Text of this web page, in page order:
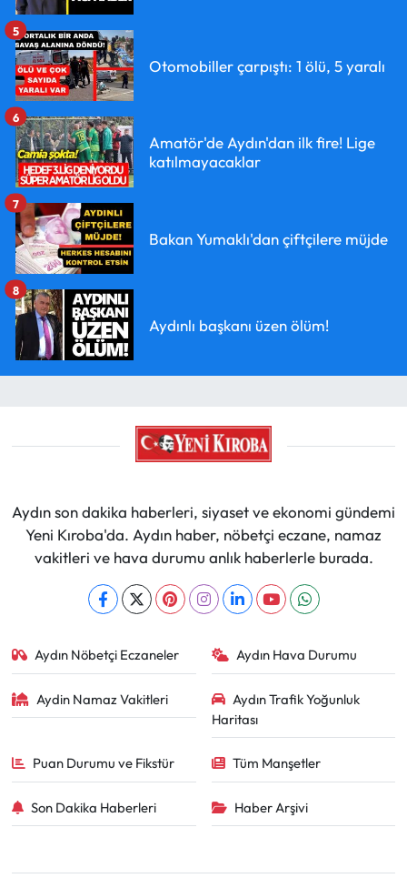
Otomobiller çarpıştı: 1 ölü, 5 yaralı
5
Amatör'de Aydın'dan ilk fire! Lige
katılmayacaklar
6
Bakan Yumaklı'dan çiftçilere müjde
7
Aydınlı başkanı üzen ölüm!
8
Aydın son dakika haberleri, siyaset ve ekonomi gündemi
Yeni Kıroba'da. Aydın haber, nöbetçi eczane, namaz
vakitleri ve hava durumu anlık haberlerle burada.
Aydın Nöbetçi Eczaneler Aydın Hava Durumu
Aydin Namaz Vakitleri
Aydın Trafik Yoğunluk
Haritası
Puan Durumu ve Fikstür Tüm Manşetler
Son Dakika Haberleri Haber Arşivi